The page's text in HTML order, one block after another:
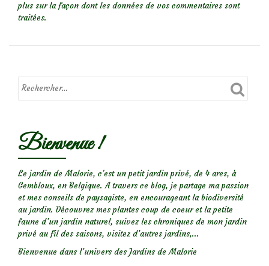
plus sur la façon dont les données de vos commentaires sont
traitées.
Bienvenue !
Le jardin de Malorie, c'est un petit jardin privé, de 4 ares, à
Gembloux, en Belgique. A travers ce blog, je partage ma passion
et mes conseils de paysagiste, en encourageant la biodiversité
au jardin. Découvrez mes plantes coup de coeur et la petite
faune d’un jardin naturel, suivez les chroniques de mon jardin
privé au fil des saisons, visitez d’autres jardins,...
Bienvenue dans l’univers des Jardins de Malorie